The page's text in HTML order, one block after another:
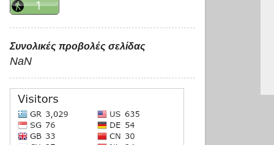
Συνολικές προβολές σελίδας
NaN